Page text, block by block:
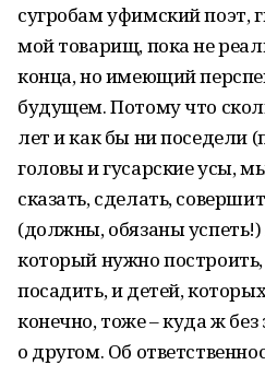
сугробам уфимский поэт,
мой товарищ, пока не
конца, но имеющий
будущем. Потому что
лет и как бы ни поседели
головы и гусарские усы,
сказать, сделать,
(должны, обязаны
который нужно
посадить, и детей,
конечно, тоже – куда ж
о другом. Об